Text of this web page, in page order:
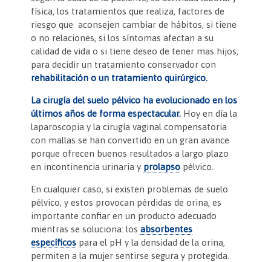
física, los tratamientos que realiza, factores de
riesgo que aconsejen cambiar de hábitos, si tiene
o no relaciones, si los síntomas afectan a su
calidad de vida o si tiene deseo de tener mas hijos,
para decidir un tratamiento conservador con
rehabilitación o un tratamiento quirúrgico.
La cirugía del suelo pélvico ha evolucionado en los
últimos años de forma espectacular. Hoy en día la
laparoscopia y la cirugía vaginal compensatoria
con mallas se han convertido en un gran avance
porque ofrecen buenos resultados a largo plazo
en incontinencia urinaria y prolapso pélvico.
En cualquier caso, si existen problemas de suelo
pélvico, y estos provocan pérdidas de orina, es
importante confiar en un producto adecuado
mientras se soluciona: losabsorbentes
específicos para el pH y la densidad de la orina,
permiten a la mujer sentirse segura y protegida.